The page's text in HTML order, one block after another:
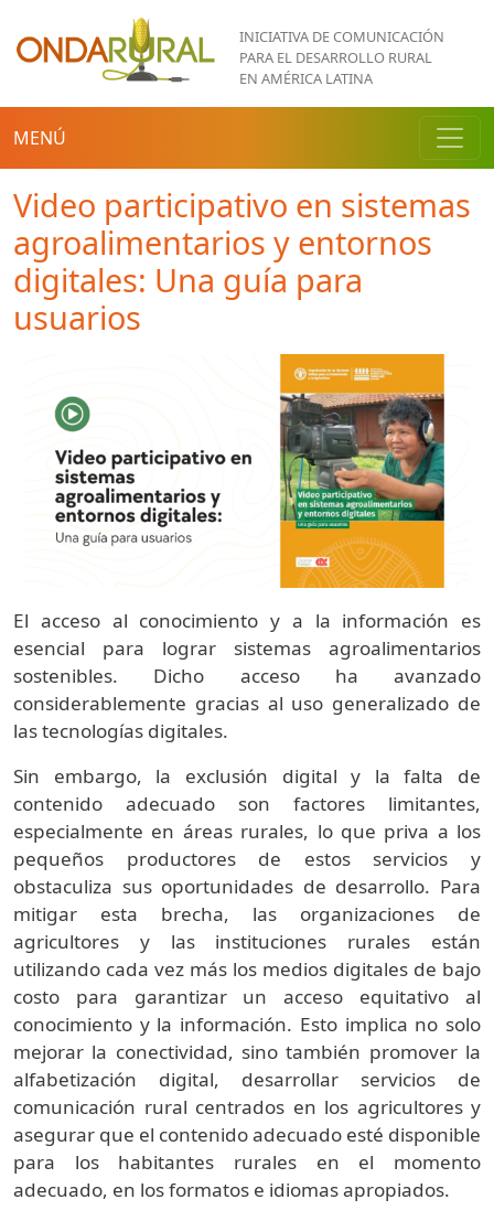
Pasar al contenido principal
INICIATIVA DE COMUNICACIÓN
PARA EL DESARROLLO RURAL
EN AMÉRICA LATINA
MENÚ
Video participativo en sistemas
agroalimentarios y entornos
digitales: Una guía para
usuarios
El acceso al conocimiento y a la información es
esencial para lograr sistemas agroalimentarios
sostenibles. Dicho acceso ha avanzado
considerablemente gracias al uso generalizado de
las tecnologías digitales.
Sin embargo, la exclusión digital y la falta de
contenido adecuado son factores limitantes,
especialmente en áreas rurales, lo que priva a los
pequeños productores de estos servicios y
obstaculiza sus oportunidades de desarrollo. Para
mitigar esta brecha, las organizaciones de
agricultores y las instituciones rurales están
utilizando cada vez más los medios digitales de bajo
costo para garantizar un acceso equitativo al
conocimiento y la información. Esto implica no solo
mejorar la conectividad, sino también promover la
alfabetización digital, desarrollar servicios de
comunicación rural centrados en los agricultores y
asegurar que el contenido adecuado esté disponible
para los habitantes rurales en el momento
adecuado, en los formatos e idiomas apropiados.